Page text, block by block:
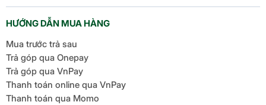
HƯỚNG DẪN MUA HÀNG
Mua trước trả sau
Trả góp qua Onepay
Trả góp qua VnPay
Thanh toán online qua VnPay
Thanh toán qua Momo